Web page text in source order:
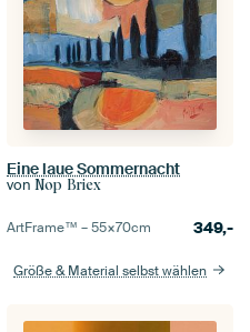
Eine laue Sommernacht
von Nop Briex
ArtFrame™ –55×70cm 349,-
Größe & Material selbst wählen